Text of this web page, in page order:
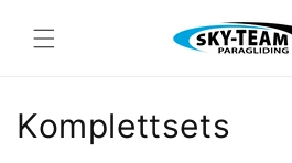
zum
Inhalt
K
Komplettsets